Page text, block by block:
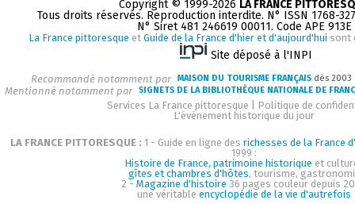
Copyright © 1999-2026 LA FRANCE
Tous droits réservés. Reproduction interdite. N° ISSN 1768-
N° Siret 481 246619 00011. Code APE 913E
La France pittoresque et Guide de la France d'hier et d'aujourd'hui sont
Site déposé à l'INPI
Recommandé notamment par MAISON DU TOURISME FRANÇAIS dès
Mentionné notamment par SIGNETS DE LA BIBLIOTHÈQUE NATIONALE DE
Services La France pittoresque
Politique de
L'événement historique du jour
LA FRANCE PITTORESQUE : 1 - Guide en ligne des richesses de la France
1999 :
Histoire de France, patrimoine historique et
gîtes et chambres d'hôtes, tourisme,
2 - Magazine d'histoire 36 pages couleur depuis
une véritable encyclopédie de la vie d'autrefois